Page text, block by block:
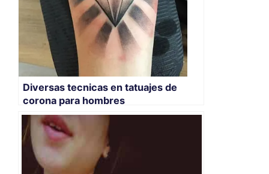
Diversas tecnicas en tatuajes de
corona para hombres